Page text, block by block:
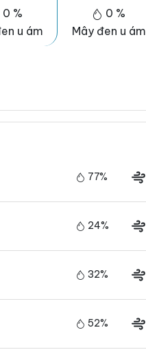
0 %
u ám
0 %
Mây đen u ám
77%
24%
32%
52%